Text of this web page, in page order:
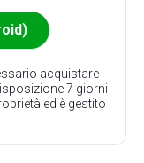
acquistare
7 giorni
ed è gestito